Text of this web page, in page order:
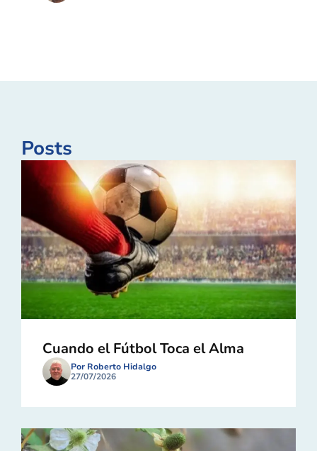
Posts
Cuando el Fútbol Toca el Alma
Por Roberto Hidalgo
27/07/2026